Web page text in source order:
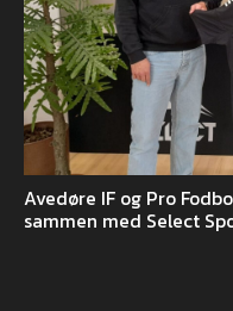
Avedøre IF og Pro
sammen med Select